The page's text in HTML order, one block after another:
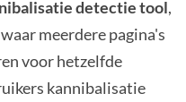
detectie tool,
meerdere pagina's
voor hetzelfde
kannibalisatie